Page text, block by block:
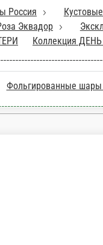
Розы Россия
для интерьера
Коллекция